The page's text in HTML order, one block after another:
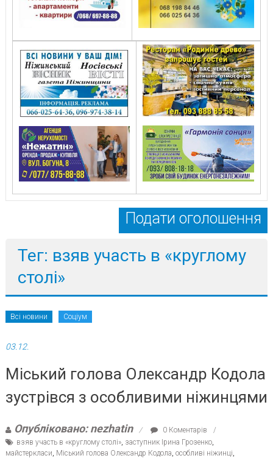
Подати оголошення
Тег: взяв участь в «круглому
столі»
Всі новини Соціум
03.12.
Міський голова Олександр Кодола
зустрівся з особливими ніжинцями
Опубліковано: nezhatin
0 Коментарів
взяв участь в «круглому столі», заступник Ірина Грозенко,
майстеркласи, Міський голова Олександр Кодола, особливі ніжинці,